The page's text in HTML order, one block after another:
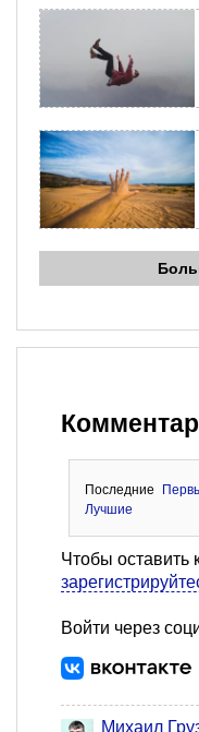
Последние
Лучшие
Чтобы оставить
Войти через
Михаил